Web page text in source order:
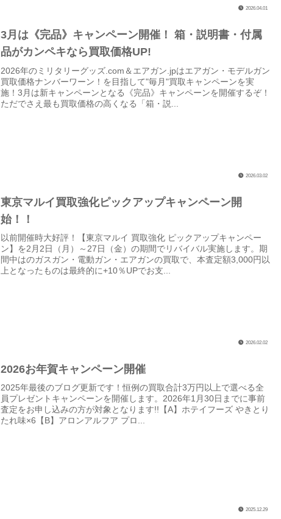
2026.04.01
3月は《完品》キャンペーン開催！ 箱・説明書・付属
品がカンペキなら買取価格UP!
2026年のミリタリーグッズ.com＆エアガン.jpはエアガン・モデルガン
買取価格ナンバーワーン！を目指して"毎月"買取キャンペーンを実
施！3月は新キャンペーンとなる《完品》キャンペーンを開催するぞ！
ただでさえ最も買取価格の高くなる「箱・説...
2026.03.02
東京マルイ買取強化ピックアップキャンペーン開
始！！
以前開催時大好評！【東京マルイ 買取強化 ピックアップキャンペー
ン】を2月2日（月）～27日（金）の期間でリバイバル実施します。期
間中はのガスガン・電動ガン・エアガンの買取で、本査定額3,000円以
上となったものは最終的に+10％UPでお支...
2026.02.02
2026お年賀キャンペーン開催
2025年最後のブログ更新です！恒例の買取合計3万円以上で選べる全
員プレゼントキャンペーンを開催します。2026年1月30日までに事前
査定をお申し込みの方が対象となります!!【A】ホテイフーズ やきとり
たれ味×6【B】アロンアルフア プロ...
2025.12.29